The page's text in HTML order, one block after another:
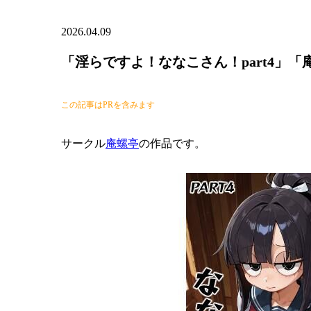
2026.04.09
「淫らですよ！ななこさん！part4」「
この記事はPRを含みます
サークル庵螺亭の作品です。